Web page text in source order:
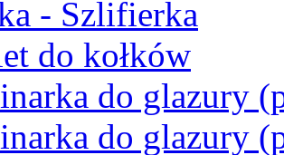
- Szlifierka
do kołków
do glazury
do glazury